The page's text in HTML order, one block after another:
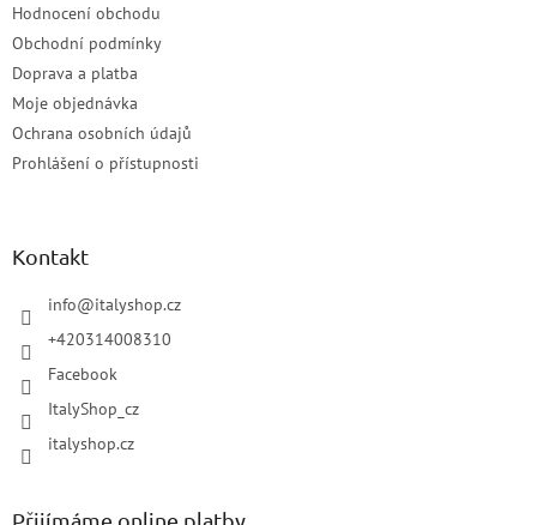
Hodnocení obchodu
Obchodní podmínky
Doprava a platba
Moje objednávka
Ochrana osobních údajů
Prohlášení o přístupnosti
Kontakt
info@italyshop.cz
+420314008310
Facebook
ItalyShop_cz
italyshop.cz
Přijímáme online platby